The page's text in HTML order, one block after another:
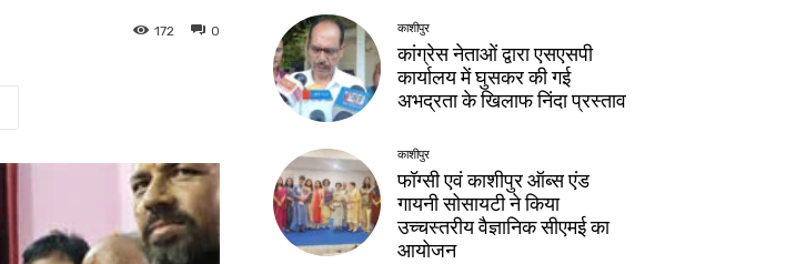
0
172 काशीपुर
कांग्रेस नेताओं द्वारा एसएसपी
कार्यालय में घुसकर की गई
अभद्रता के खिलाफ निंदा प्रस्ताव
काशीपुर
फॉग्सी एवं काशीपुर ऑब्स एंड
गायनी सोसायटी ने किया
उच्चस्तरीय वैज्ञानिक सीएमई का
आयोजन